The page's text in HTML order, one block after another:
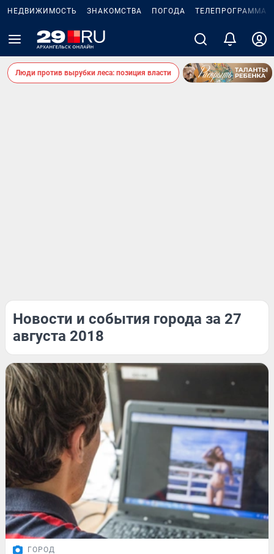
НЕДВИЖИМОСТЬ ЗНАКОМСТВА ПОГОДА ТЕЛЕПРОГРАММА
Люди против вырубки леса: позиция власти
Новости и события города за 27
августа 2018
ГОРОД